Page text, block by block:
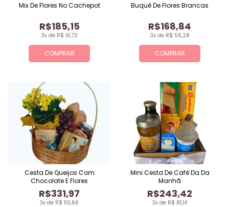
COMPRAR
3x de R$ 61,72
R$185,15
Mix De Flores No Cachepot
COMPRAR
3x de R$ 56,28
R$168,84
Buquê De Flores Brancas
3x de R$ 110,66
R$331,97
Cesta De Queijos Com
Chocolate E Flores
3x de R$ 81,14
R$243,42
Mini Cesta De Café Da Da
Manhã